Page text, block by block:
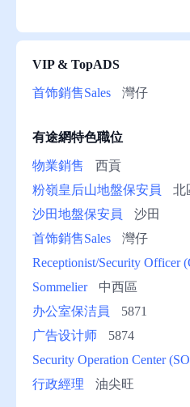
幫
助
VIP & TopADS
首饰銷售Sales 灣仔
有途網特色職位
物業銷售
西貢
粉嶺皇后山地盤保安員
北
沙田地盤保安員
沙田
首饰銷售Sales
灣仔
Receptionist/Security Officer
Sommelier
中西區
办公室保洁員
5871
广告设计师
5874
Security Operation Center
行政經理
油尖旺